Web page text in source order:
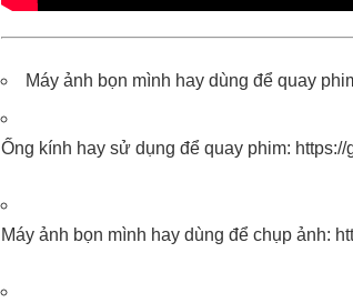
Máy ảnh bọn mình hay dùng để quay
Ống kính hay sử dụng để quay phim:
Máy ảnh bọn mình hay dùng để chụp ảnh: